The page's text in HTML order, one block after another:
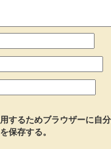
するためブラウザーに自
保存する。